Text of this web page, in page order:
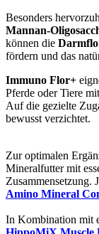
Besonders
Mannan-
können die
fördern und das
Immuno Flor+
Pferde oder Tiere
Auf die gezielte
bewusst verzichtet.
Zur optimalen
Mineralfutter mit
Zusammensetzung.
Amino Mineral
In Kombination mit